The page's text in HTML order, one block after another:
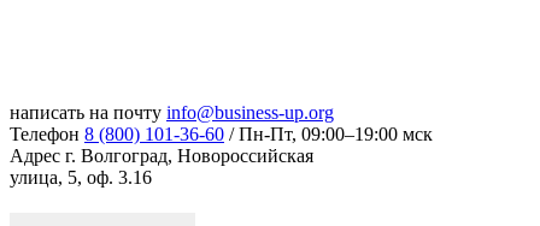
написать на почту info@business-up.org
Телефон 8 (800) 101-36-60 / Пн-Пт, 09:00–19:00 мск
Адрес г. Волгоград, Новороссийская
улица, 5, оф. 3.16